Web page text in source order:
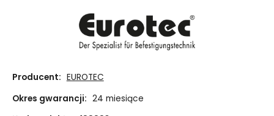
Producent: EUROTEC
Okres gwarancji: 24 miesiące